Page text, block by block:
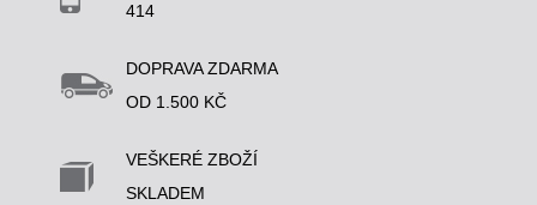
414
DOPRAVA ZDARMA
OD 1.500 KČ
VEŠKERÉ ZBOŽÍ
SKLADEM